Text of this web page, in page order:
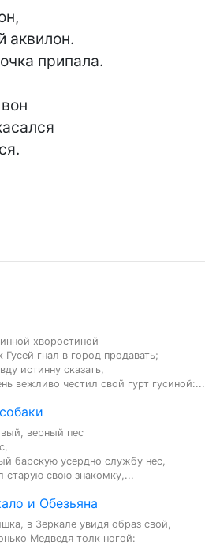
припала.
хворостиной
гнал в город продавать;
истинну сказать,
вежливо честил свой гурт гусиной:...
верный пес
барскую усердно службу нес,
старую свою знакомку,...
и Обезьяна
в Зеркале увидя образ свой,
Медведя толк ногой: